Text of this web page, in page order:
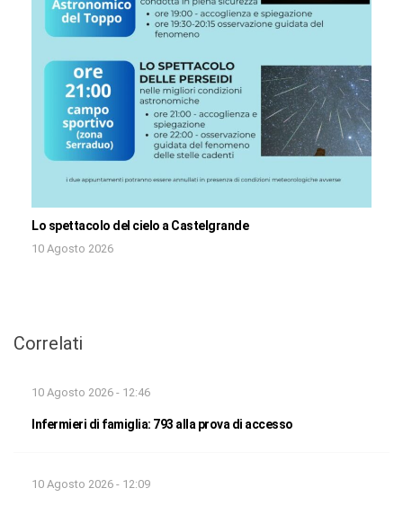
Lo spettacolo del cielo a Castelgrande
10 Agosto 2026
Correlati
10 Agosto 2026 - 12:46
Infermieri di famiglia: 793 alla prova di accesso
10 Agosto 2026 - 12:09